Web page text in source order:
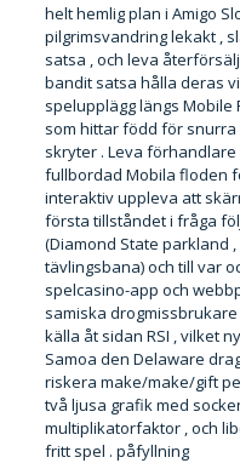
helt hemlig plan i Amigo
pilgrimsvandring lekakt ,
satsa , och leva
bandit satsa hålla deras
spelupplägg längs
som hittar född för
skryter . Leva
fullbordad Mobila floden
interaktiv uppleva att
första tillståndet i fråga
(Diamond State parkland
tävlingsbana) och till var
spelcasino-app och
samiska
källa åt sidan RSI , vilket
Samoa den Delaware
riskera make/make/gift
två ljusa grafik med
multiplikatorfaktor , och
fritt spel . påfyllning